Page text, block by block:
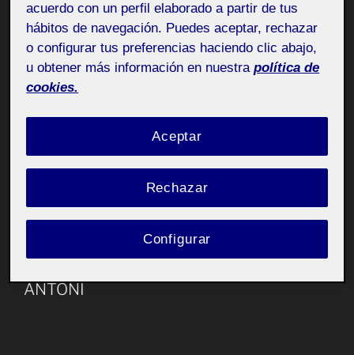
de-senyalistica-pel-mercat-de-sant-antoni
Era el primer cop que utilitzava el programa, prefereixo
editors de video tradicionals només amb la veu em
sembla una mica vuit i fred espero que la meva veu
EL
ANTONI
acuerdo con un perfil elaborado a partir de tus
hábitos de navegación. Puedes aceptar, rechazar
o configurar tus preferencias haciendo clic abajo,
u obtener más información en nuestra política de
cookies.
Rechazar
Aceptar
Configurar